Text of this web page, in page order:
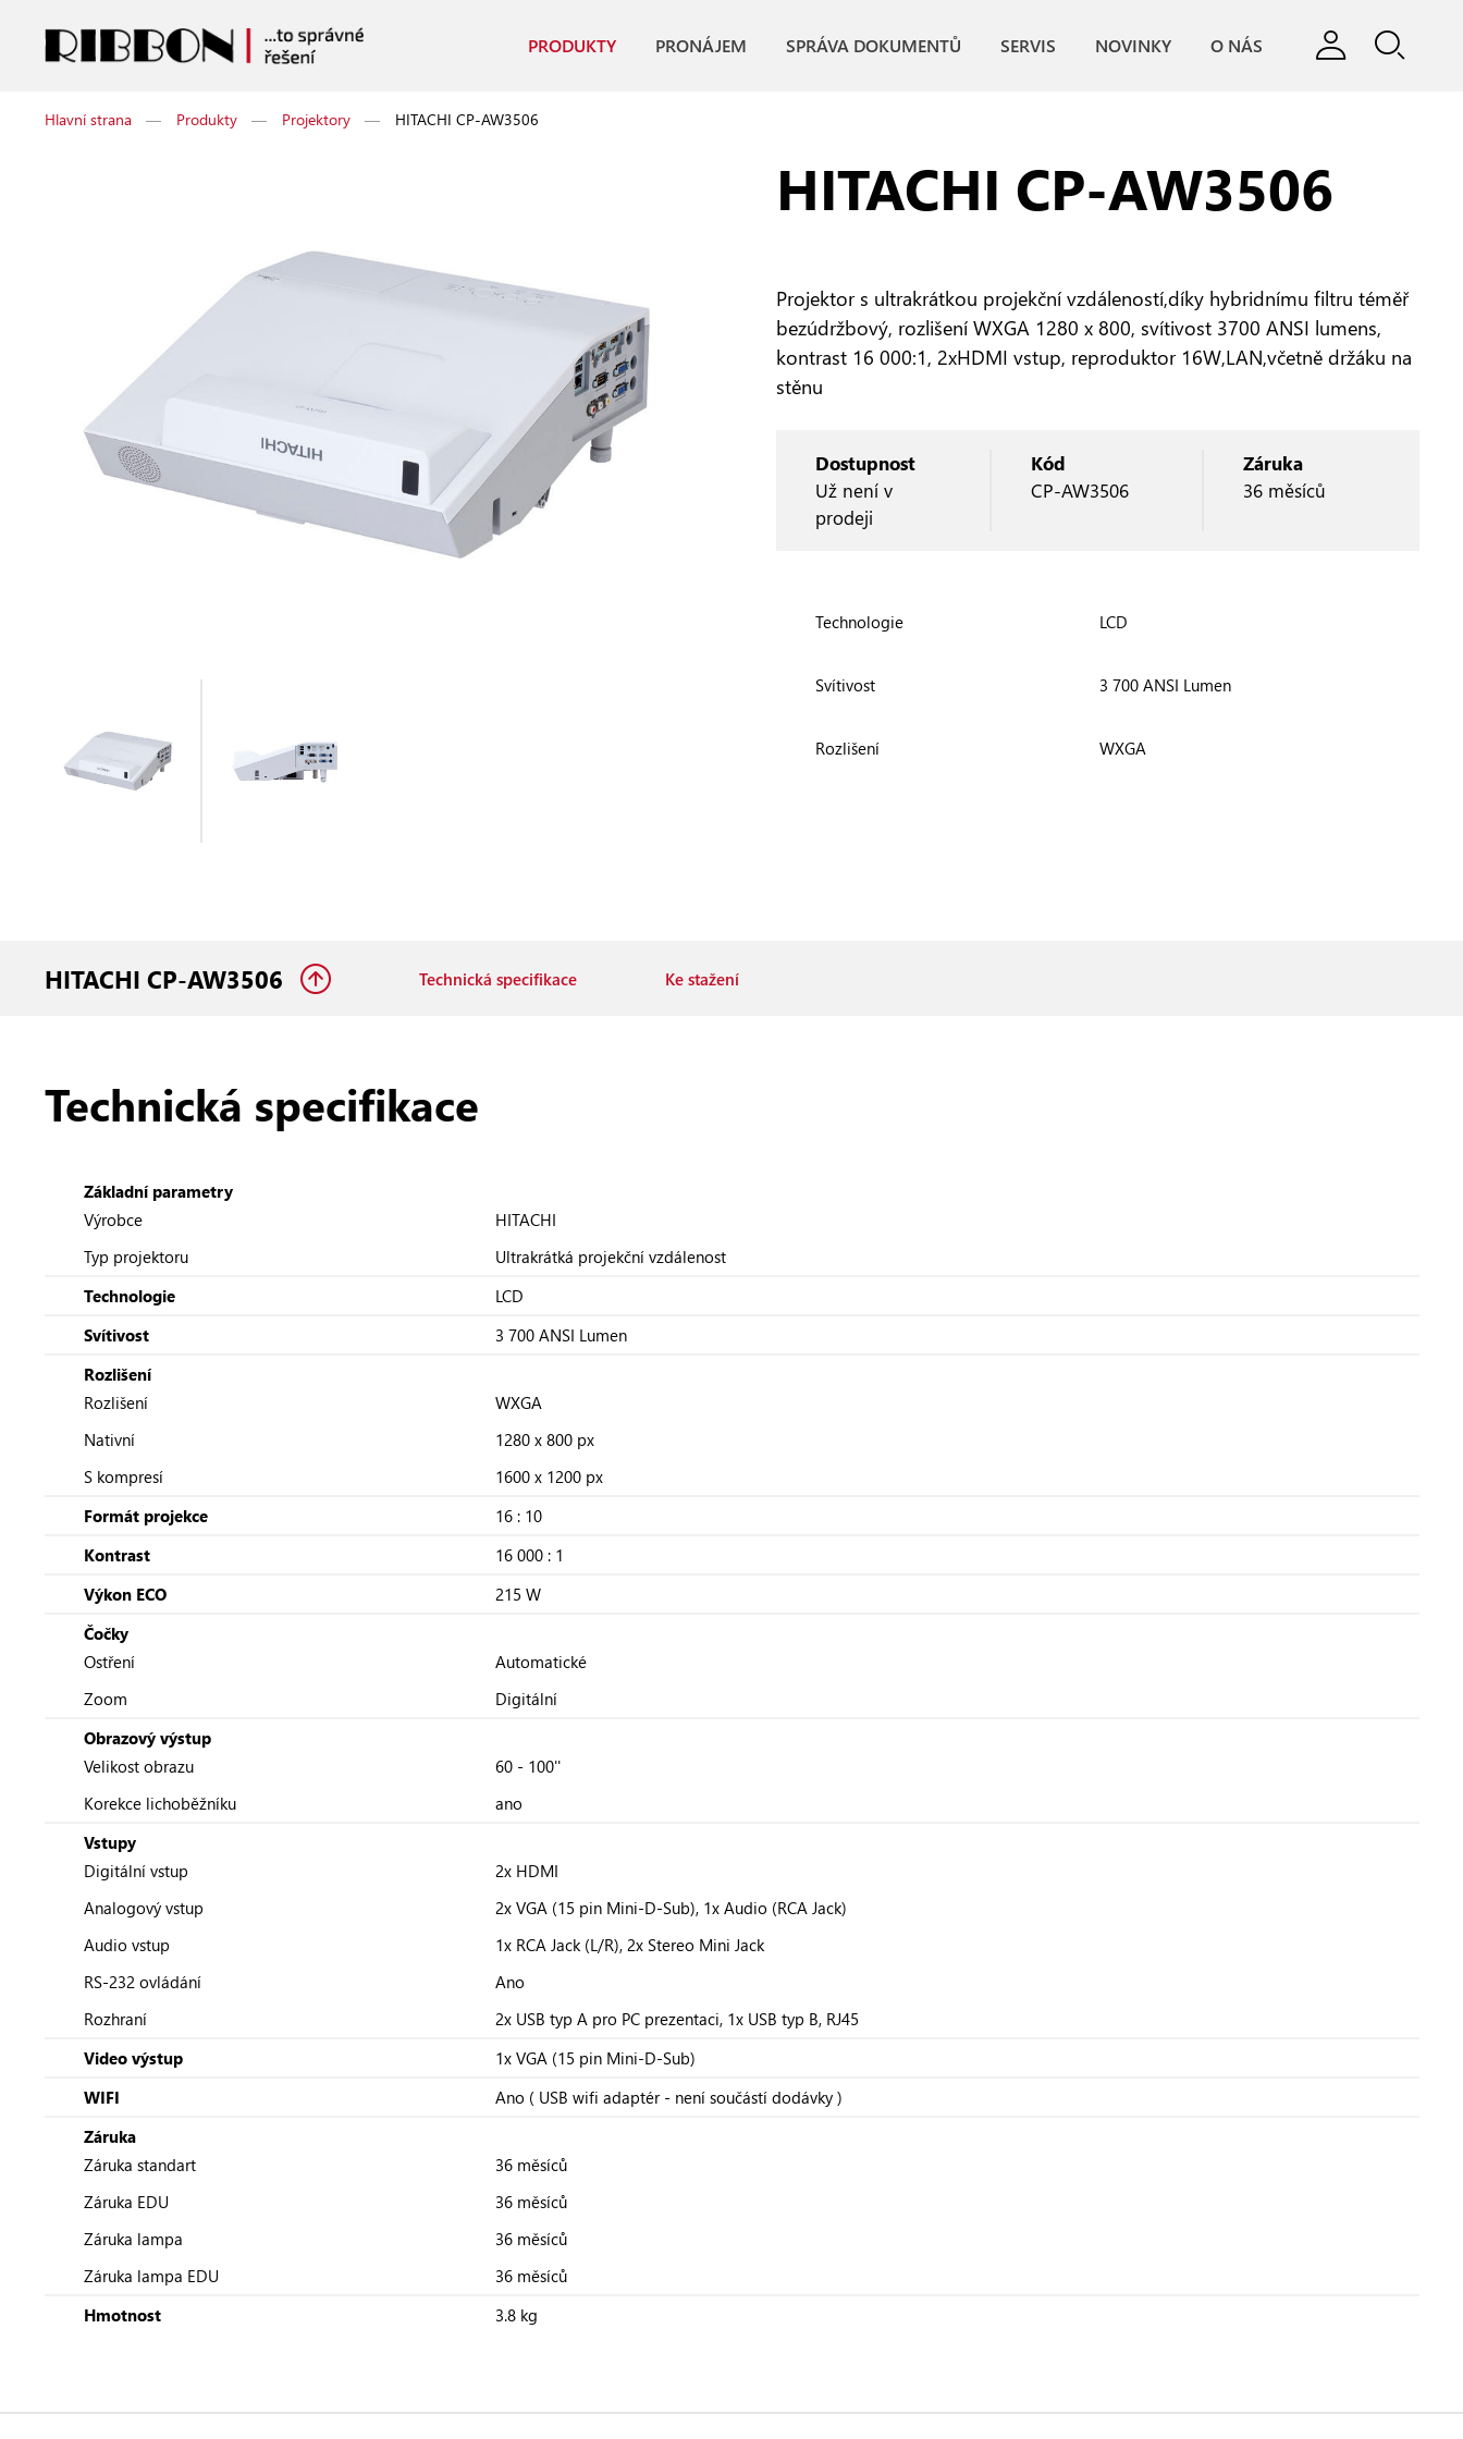
PRODUKTY PRONÁJEM SPRÁVA DOKUMENTŮ SERVIS NOVINKY O NÁS
Hlavní strana — Produkty — Projektory — HITACHI CP-AW3506
HITACHI CP‑AW3506
Projektor s ultrakrátkou projekční vzdáleností,díky hybridnímu filtru téměř
bezúdržbový, rozlišení WXGA 1280 x 800, svítivost 3700 ANSI lumens,
kontrast 16 000:1, 2xHDMI vstup, reproduktor 16W,LAN,včetně držáku na
stěnu
Dostupnost
Už není v
prodeji
Kód
CP-AW3506
Záruka
36 měsíců
Technologie LCD
Svítivost 3 700 ANSI Lumen
Rozlišení WXGA
HITACHI CP-AW3506 Technická specifikace Ke stažení
Technická specifikace
Základní parametry
Výrobce
HITACHI
Typ projektoru
Ultrakrátká projekční vzdálenost
Technologie
LCD
Svítivost
3 700 ANSI Lumen
Rozlišení
Rozlišení
WXGA
Nativní
1280 x 800 px
S kompresí
1600 x 1200 px
Formát projekce
16 : 10
Kontrast
16 000 : 1
Výkon ECO
215 W
Čočky
Ostření
Automatické
Zoom
Digitální
Obrazový výstup
Velikost obrazu
60 - 100''
Korekce lichoběžníku
ano
Vstupy
Digitální vstup
2x HDMI
Analogový vstup
2x VGA (15 pin Mini-D-Sub), 1x Audio (RCA Jack)
Audio vstup
1x RCA Jack (L/R), 2x Stereo Mini Jack
RS-232 ovládání
Ano
Rozhraní
2x USB typ A pro PC prezentaci, 1x USB typ B, RJ45
Video výstup
1x VGA (15 pin Mini-D-Sub)
WIFI
Ano ( USB wifi adaptér - není součástí dodávky )
Záruka
Záruka standart
36 měsíců
Záruka EDU
36 měsíců
Záruka lampa
36 měsíců
Záruka lampa EDU
36 měsíců
Hmotnost
3.8 kg